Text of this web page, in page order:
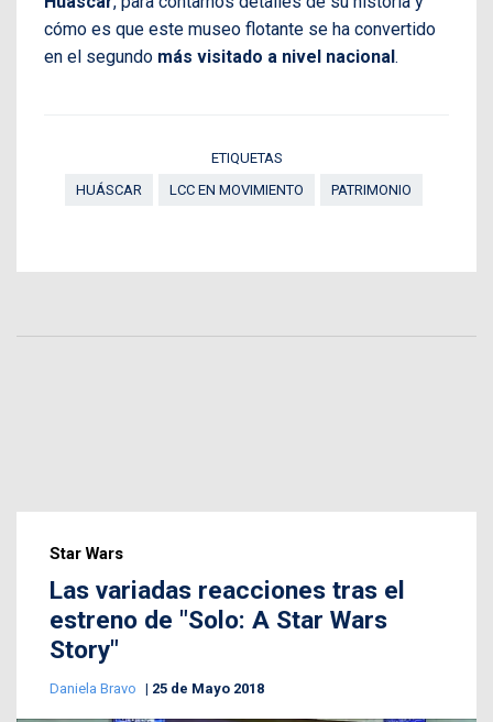
cómo es que este museo flotante se ha convertido
en el segundo más visitado a nivel nacional .
ETIQUETAS
HUÁSCAR
LCC EN MOVIMIENTO PATRIMONIO
Star Wars
Las variadas reacciones tras el
estreno de "Solo: A Star Wars
Story"
Daniela Bravo 25 de Mayo 2018